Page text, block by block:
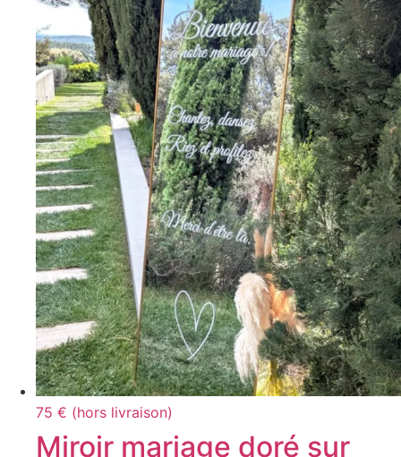
75 € (hors livraison)
Miroir mariage doré sur